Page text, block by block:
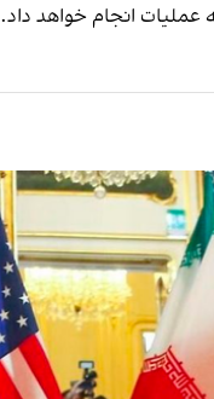
عملیات انجام خواهد داد.